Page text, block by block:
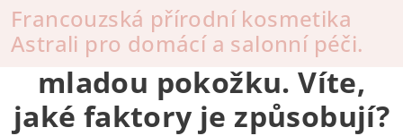
košík
Francouzská přírodní kosmetika
Astrali pro domácí a salonní péči.
Pigmentové skvrny trápí i
mladou pokožku. Víte,
jaké faktory je způsobují?